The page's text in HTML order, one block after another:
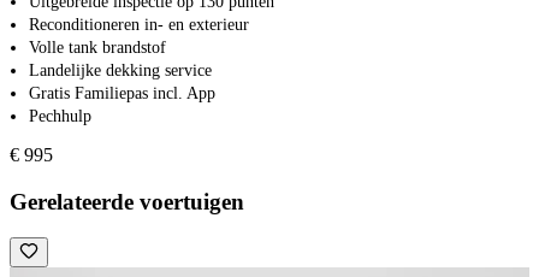
Reconditioneren in- en exterieur
Volle tank brandstof
Landelijke dekking service
Gratis Familiepas incl. App
Pechhulp
€ 995
Gerelateerde voertuigen